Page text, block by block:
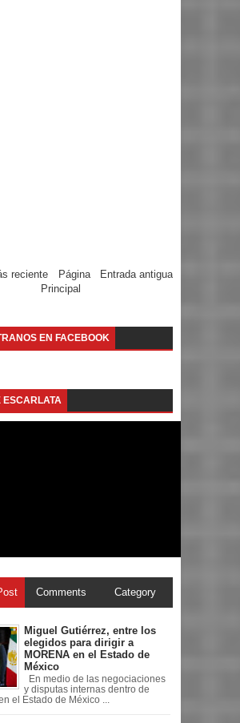
reciente Entrada antigua
Página
Principal
EN FACEBOOK
ESCARLATA
Comments Category
Miguel Gutiérrez, entre los
elegidos para dirigir a
MORENA en el Estado de
México
En medio de las negociaciones
y disputas internas dentro de
el Estado de México ...